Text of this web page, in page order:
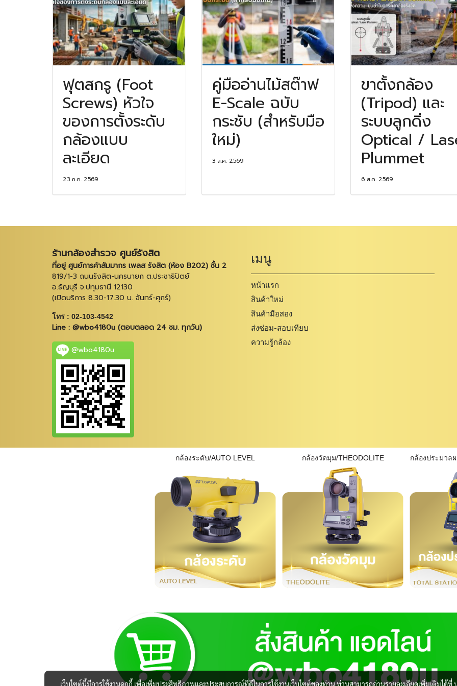
ฟุตสกรู (Foot
Screws) หัวใจ
ของการตั้งระดับ
กล้องแบบ
ละเอียด
23 ก.ค. 2569
คู่มืออ่านไม้สต๊าฟ
E-Scale ฉบับ
กระชับ (สำหรับมือ
ใหม่)
3 ส.ค. 2569
ขาตั้งกล้อง
(Tripod) และ
ระบบลูกดิ่ง
Optical /
Plummet
6 ส.ค. 2569
ร้านกล้องสำรวจ ศูนย์รังสิต
ที่อยู่ ศูนย์การค้าสัมมากร เพลส รังสิต (ห้อง B202) ชั้น 2
819/1-3 ถนนรังสิต-นครนายก ต.ประชาธิปัตย์
อ.ธัญบุรี จ.ปทุมธานี 12130
(เปิดบริการ 8.30-17.30 น. จันทร์-ศุกร์)
โทร : 02-103-4542
Line : @wbo4180u (ตอบตลอด 24 ชม. ทุกวัน)
@wbo4180u
เมนู
หน้าแรก
สินค้าใหม่
สินค้ามือสอง
ส่งซ่อม-สอบเทียบ
ความรู้กล้อง
กล้องระดับ/AUTO LEVEL กล้องวัดมุม/THEODOLITE กล้องประมวล
เว็บไซต์นี้มีการใช้งานคุกกี้ เพื่อเพิ่มประสิทธิภาพและประสบการณ์ที่ดีในการใช้งานเว็บไซต์ของท่าน ท่านสามารถอ่านรายละเอียดเพิ่มเติมได้ที่